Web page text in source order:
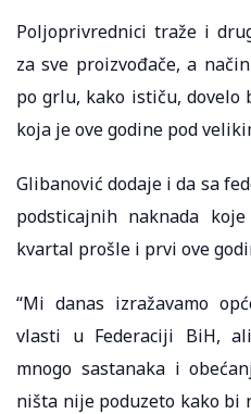
Poljoprivrednici traže i
za sve proizvođače, a
po grlu, kako ističu,
koja je ove godine pod
Glibanović dodaje i da sa
podsticajnih naknada
kvartal prošle i prvi ove
“Mi danas izražavamo
vlasti u Federaciji BiH,
mnogo sastanaka i
ništa nije poduzeto kako bi